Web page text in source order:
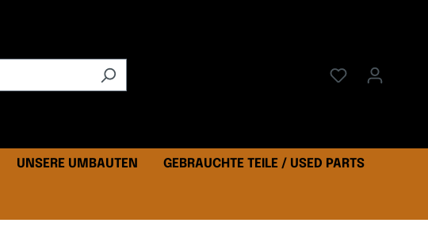
UNSERE UMBAUTEN GEBRAUCHTE TEILE / USED PARTS